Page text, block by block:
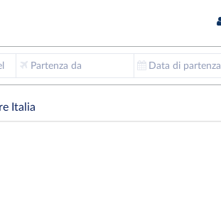
Partenza da Data di partenza
Italia